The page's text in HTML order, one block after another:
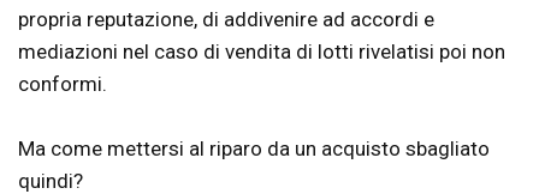
propria reputazione, di addivenire ad accordi e
mediazioni nel caso di vendita di lotti rivelatisi poi non
conformi.
Ma come mettersi al riparo da un acquisto sbagliato
quindi?